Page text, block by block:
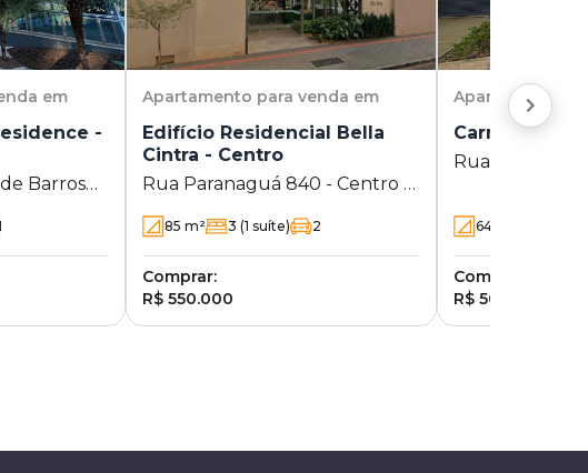
em
-
Barros
Apartamento para venda em
Edifício Residencial Bella
Cintra - Centro
Rua Paranaguá 840 - Centro -
85 m² 3 (1 suíte) 2
Comprar:
R$ 550.000
Apartamento
Carmel -
Rua
64
Comprar:
R$ 500.000